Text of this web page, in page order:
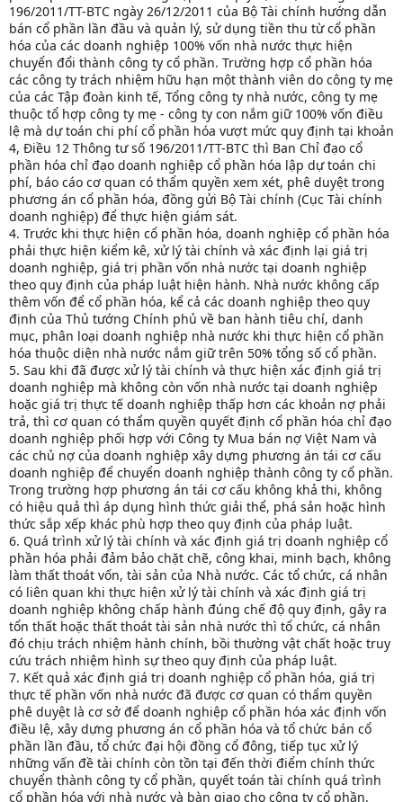
196/2011/TT-BTC ngày 26/12/2011 của Bộ Tài chính hướng dẫn
bán cổ phần lần đầu và quản lý, sử dụng tiền thu từ cổ phần
hóa của các doanh nghiệp 100% vốn nhà nước thực hiện
chuyển đổi thành công ty cổ phần. Trường hợp cổ phần hóa
các công ty trách nhiệm hữu hạn một thành viên do công ty mẹ
của các Tập đoàn kinh tế, Tổng công ty nhà nước, công ty mẹ
thuộc tổ hợp công ty mẹ - công ty con nắm giữ 100% vốn điều
lệ mà dự toán chi phí cổ phần hóa vượt mức quy định tại khoản
4, Điều 12 Thông tư số 196/2011/TT-BTC thì Ban Chỉ đạo cổ
phần hóa chỉ đạo doanh nghiệp cổ phần hóa lập dự toán chi
phí, báo cáo cơ quan có thẩm quyền xem xét, phê duyệt trong
phương án cổ phần hóa, đồng gửi Bộ Tài chính (Cục Tài chính
doanh nghiệp) để thực hiện giám sát.
4. Trước khi thực hiện cổ phần hóa, doanh nghiệp cổ phần hóa
phải thực hiện kiểm kê, xử lý tài chính và xác định lại giá trị
doanh nghiệp, giá trị phần vốn nhà nước tại doanh nghiệp
theo quy định của pháp luật hiện hành. Nhà nước không cấp
thêm vốn để cổ phần hóa, kể cả các doanh nghiệp theo quy
định của Thủ tướng Chính phủ về ban hành tiêu chí, danh
mục, phân loại doanh nghiệp nhà nước khi thực hiện cổ phần
hóa thuộc diện nhà nước nắm giữ trên 50% tổng số cổ phần.
5. Sau khi đã được xử lý tài chính và thực hiện xác định giá trị
doanh nghiệp mà không còn vốn nhà nước tại doanh nghiệp
hoặc giá trị thực tế doanh nghiệp thấp hơn các khoản nợ phải
trả, thì cơ quan có thẩm quyền quyết định cổ phần hóa chỉ đạo
doanh nghiệp phối hợp với Công ty Mua bán nợ Việt Nam và
các chủ nợ của doanh nghiệp xây dựng phương án tái cơ cấu
doanh nghiệp để chuyển doanh nghiệp thành công ty cổ phần.
Trong trường hợp phương án tái cơ cấu không khả thi, không
có hiệu quả thì áp dụng hình thức giải thể, phá sản hoặc hình
thức sắp xếp khác phù hợp theo quy định của pháp luật.
6. Quá trình xử lý tài chính và xác định giá trị doanh nghiệp cổ
phần hóa phải đảm bảo chặt chẽ, công khai, minh bạch, không
làm thất thoát vốn, tài sản của Nhà nước. Các tổ chức, cá nhân
có liên quan khi thực hiện xử lý tài chính và xác định giá trị
doanh nghiệp không chấp hành đúng chế độ quy định, gây ra
tổn thất hoặc thất thoát tài sản nhà nước thì tổ chức, cá nhân
đó chịu trách nhiệm hành chính, bồi thường vật chất hoặc truy
cứu trách nhiệm hình sự theo quy định của pháp luật.
7. Kết quả xác định giá trị doanh nghiệp cổ phần hóa, giá trị
thực tế phần vốn nhà nước đã được cơ quan có thẩm quyền
phê duyệt là cơ sở để doanh nghiệp cổ phần hóa xác định vốn
điều lệ, xây dựng phương án cổ phần hóa và tổ chức bán cổ
phần lần đầu, tổ chức đại hội đồng cổ đông, tiếp tục xử lý
những vấn đề tài chính còn tồn tại đến thời điểm chính thức
chuyển thành công ty cổ phần, quyết toán tài chính quá trình
cổ phần hóa với nhà nước và bàn giao cho công ty cổ phần.